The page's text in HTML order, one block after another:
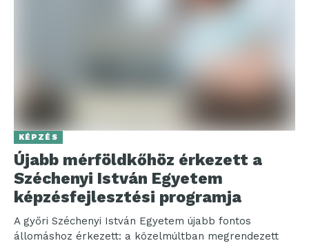
KÉPZÉS
Újabb mérföldkőhöz érkezett a
Széchenyi István Egyetem
képzésfejlesztési programja
A győri Széchenyi István Egyetem újabb fontos
állomáshoz érkezett: a közelmúltban megrendezett